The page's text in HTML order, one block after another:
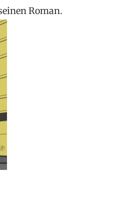
Roman.